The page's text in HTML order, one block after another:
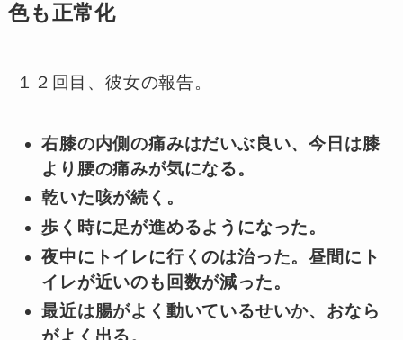
色も正常化
１２回目、彼女の報告。
右膝の内側の痛みはだいぶ良い、今日は膝
より腰の痛みが気になる。
乾いた咳が続く。
歩く時に足が進めるようになった。
夜中にトイレに行くのは治った。昼間にト
イレが近いのも回数が減った。
最近は腸がよく動いているせいか、おなら